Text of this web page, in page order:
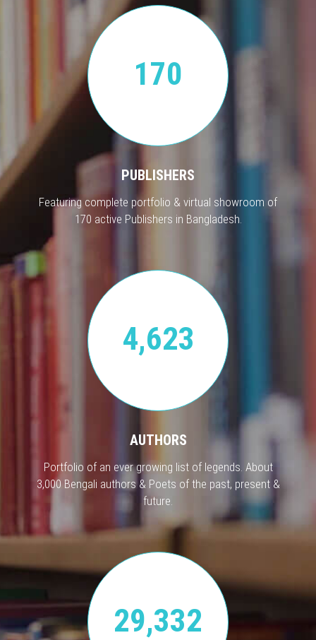
170
PUBLISHERS
Featuring complete portfolio & virtual showroom of
170 active Publishers in Bangladesh.
4,623
AUTHORS
Portfolio of an ever growing list of legends. About
3,000 Bengali authors & Poets of the past, present &
future.
29,332